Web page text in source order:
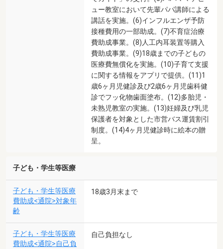
ュー教室において先輩パパ講師による
講話を実施。(6)インフルエンザ予防
接種費用の一部助成。(7)不育症治療
費助成事業。(8)人工内耳装置等購入
費助成事業。(9)18歳までの子どもの
医療費無償化を実施。(10)子育て支援
に関する情報をアプリで提供。(11)1
歳6ヶ月児健診及び2歳6ヶ月児歯科健
診でフッ化物歯面塗布。(12)多胎児・
未熟児教室の実施。(13)妊婦及び乳児
保護者を対象とした市営バス運賃割引
制度。(14)4ヶ月児健診時に絵本の贈
呈。
子ども・学生等医療
子ども・学生等医療
費助成<通院>対象年
齢
18歳3月末まで
子ども・学生等医療
費助成<通院>自己負
自己負担なし